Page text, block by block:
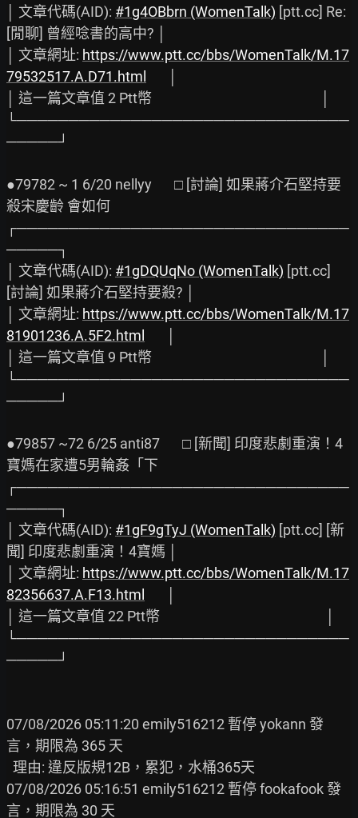
│ 文章代碼(AID): #1g4OBbrn (WomenTalk) [ptt.cc] Re:
[閒聊] 曾經唸書的高中? │
│ 文章網址: https://www.ptt.cc/bbs/WomenTalk/M.17
79532517.A.D71.html
│ 這一篇文章值 2 Ptt幣                                                     │
└────────────────────────────────
─────┘
●79782 ~ 1 6/20 nellyy       □ [討論] 如果蔣介石堅持要
殺宋慶齡 會如何
┌────────────────────────────────
─────┐
│ 文章代碼(AID): #1gDQUqNo (WomenTalk) [ptt.cc]
[討論] 如果蔣介石堅持要殺? │
│ 文章網址: https://www.ptt.cc/bbs/WomenTalk/M.17
81901236.A.5F2.html
│ 這一篇文章值 9 Ptt幣                                                     │
└────────────────────────────────
─────┘
●79857 ~72 6/25 anti87       □ [新聞] 印度悲劇重演！4
寶媽在家遭5男輪姦「下
┌────────────────────────────────
─────┐
│ 文章代碼(AID): #1gF9gTyJ (WomenTalk) [ptt.cc] [新
聞] 印度悲劇重演！4寶媽 │
│ 文章網址: https://www.ptt.cc/bbs/WomenTalk/M.17
82356637.A.F13.html
│ 這一篇文章值 22 Ptt幣                                                    │
└────────────────────────────────
─────┘
07/08/2026 05:11:20 emily516212 暫停 yokann 發
言，期限為 365 天
07/08/2026 05:16:51 emily516212 暫停 fookafook 發
言，期限為 30 天